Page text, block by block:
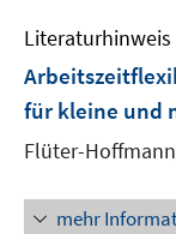
Literaturhinweis
für kleine und
Flüter-
mehr